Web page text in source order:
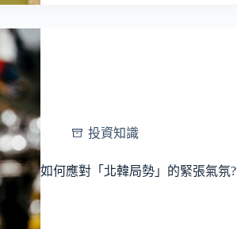
投資知識
如何應對「北韓局勢」的緊張氣氛?